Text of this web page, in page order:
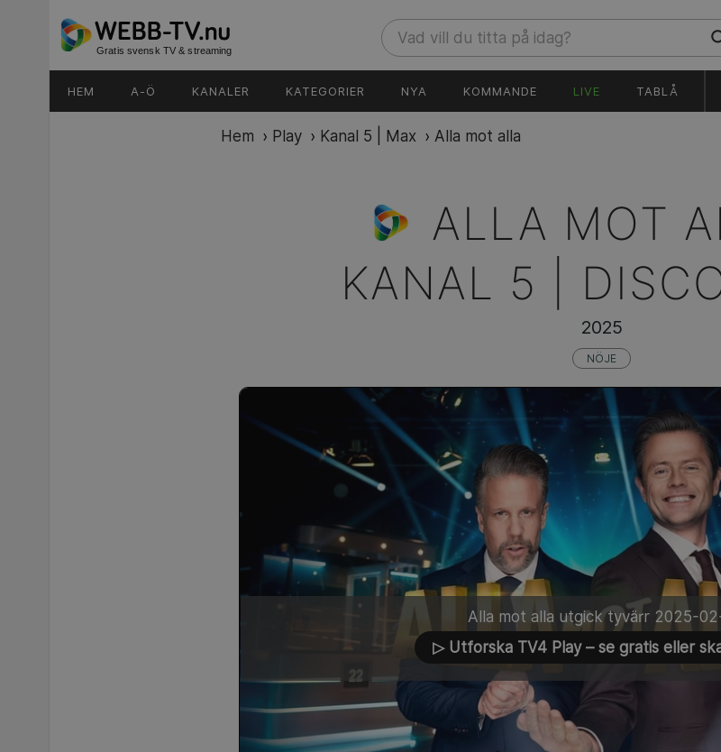
Gratis svensk TV & streaming
HEM A-Ö KANALER KATEGORIER NYA KOMMANDE LIVE TABLÅ
Hem › Play › Kanal 5 | Max › Alla mot alla
ALLA MOT
KANAL 5 |
Alla mot alla utgick tyvärr 2025-
▷ Utforska TV4 Play – se gratis eller
2025
NÖJE